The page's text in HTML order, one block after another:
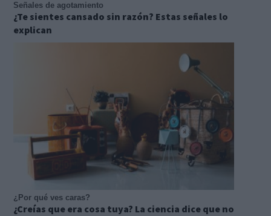
Señales de agotamiento
¿Te sientes cansado sin razón? Estas señales lo
explican
¿Por qué ves caras?
¿Creías que era cosa tuya? La ciencia dice que no